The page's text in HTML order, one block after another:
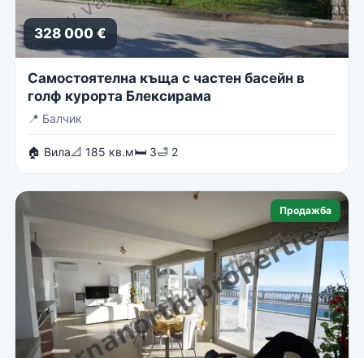
328 000 €
Самостоятелна къща с частен басейн в
голф курорта Блексирама
📍 Балчик
🏠 Вила📐 185 кв.м🛏 3🛁 2
Продажба